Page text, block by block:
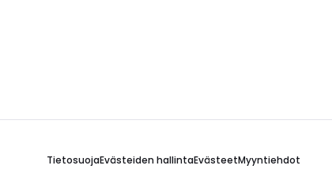
TietosuojaEvästeiden hallintaEvästeetMyyntiehdot